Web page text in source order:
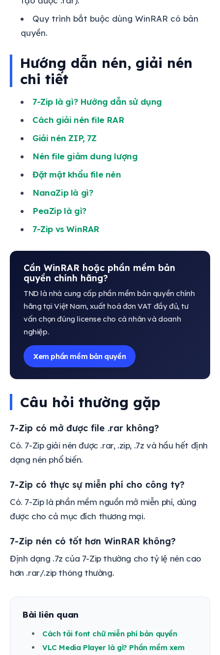
Quy trình bắt buộc dùng WinRAR có bản
quyền.
Hướng dẫn nén, giải nén
chi tiết
7-Zip là gì? Hướng dẫn sử dụng
Cách giải nén file RAR
Giải nén ZIP, 7Z
Nén file giảm dung lượng
Đặt mật khẩu file nén
NanaZip là gì?
PeaZip là gì?
7-Zip vs WinRAR
Cần WinRAR hoặc phần mềm bản
quyền chính hãng?
TND là nhà cung cấp phần mềm bản quyền chính
hãng tại Việt Nam, xuất hoá đơn VAT đầy đủ, tư
vấn chọn đúng license cho cá nhân và doanh
nghiệp.
Xem phần mềm bản quyền
Câu hỏi thường gặp
7-Zip có mở được file .rar không?
Có. 7-Zip giải nén được .rar, .zip, .7z và hầu hết định
dạng nén phổ biến.
7-Zip có thực sự miễn phí cho công ty?
Có. 7-Zip là phần mềm nguồn mở miễn phí, dùng
được cho cả mục đích thương mại.
7-Zip nén có tốt hơn WinRAR không?
Định dạng .7z của 7-Zip thường cho tỷ lệ nén cao
hơn .rar/.zip thông thường.
Bài liên quan
Cách tải font chữ miễn phí bản quyền
VLC Media Player là gì? Phần mềm xem